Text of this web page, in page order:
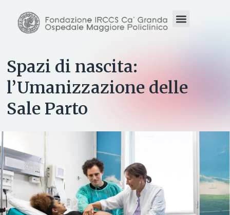
Spazi di nascita:
l’Umanizzazione delle
Sale Parto